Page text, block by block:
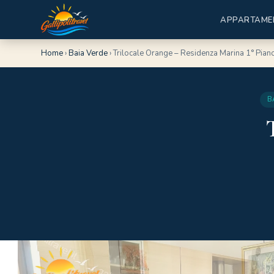
Home›Baia Verde›Trilocale Orange – Residenza Marina 1°